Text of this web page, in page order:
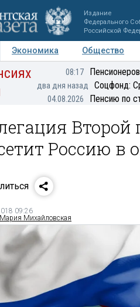
Издание
Федерального
Российской
Экономика Общество
Персоны Мнения
08:17
два дня назад Соцфонд:
04.08.2026 Пенсию по
Россию в
09:26
Мария Михайловская